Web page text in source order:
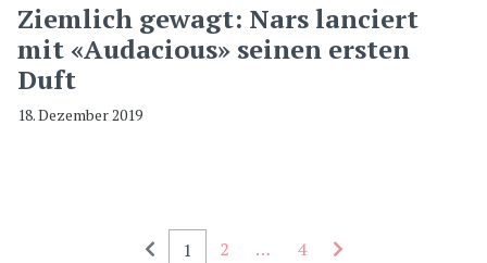
Ziemlich gewagt: Nars lanciert
mit «Audacious» seinen ersten
Duft
18. Dezember 2019
Seitennummerierung - rückwärts
1 2 … 4